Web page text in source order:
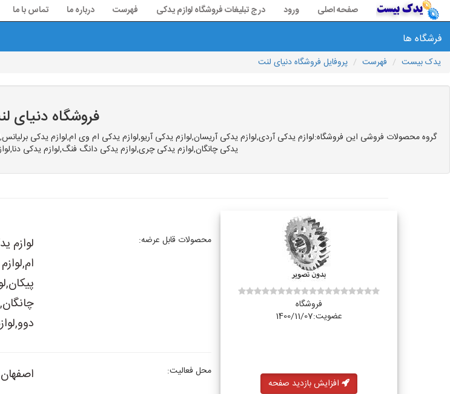
صفحه اصلی ورود درج تبلیغات فروشگاه لوازم یدکی فهرست درباره ما تماس با ما
فرشگاه ها
یدک بیست فهرست پروفایل فروشگاه دنیای لنت
فروشگاه دنیای
گروه محصولات فروشی این فروشگاه:لوازم یدکی آردی,لوازم یدکی آریسان,لوازم یدکی آریو,لوازم یدکی ام وی ام,لوازم یدکی
یدکی چانگان,لوازم یدکی چری,لوازم یدکی دانگ فنگ,لوازم یدکی
فروشگاه
عضویت:1400/11/07
افزایش بازدید صفحه
محصولات قابل عرضه:
لوازم
محل فعالیت: